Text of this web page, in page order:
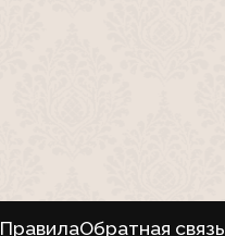
ПравилаОбратная связь